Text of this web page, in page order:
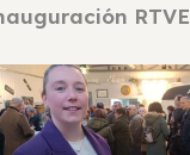
RTVE